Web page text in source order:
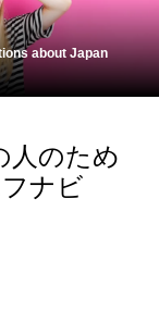
about Japan
人のため
ナビ